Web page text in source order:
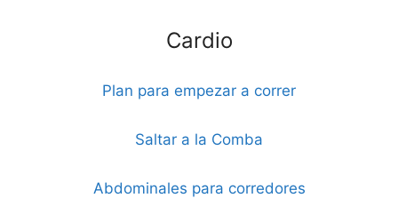
Cardio
Plan para empezar a correr
Saltar a la Comba
Abdominales para corredores